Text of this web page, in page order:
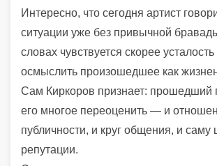
Интересно, что сегодня артист
ситуации уже без привычной
словах чувствуется скорее
осмыслить произошедшее как
Сам Киркоров признает: прошедший
его многое переоценить — и
публичности, и круг общения, и саму
репутации.